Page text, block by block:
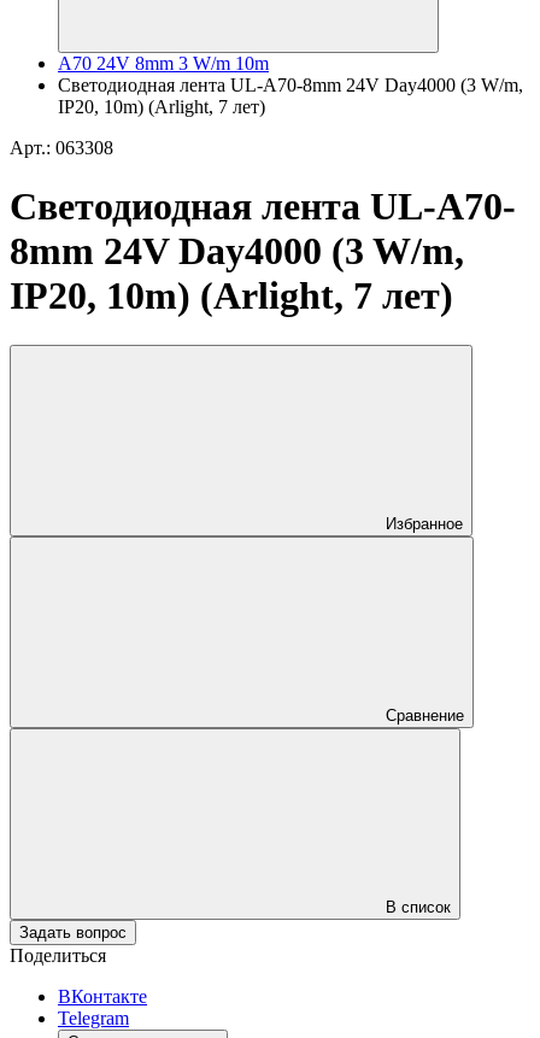
A70 24V 8mm 3 W/m 10m
Светодиодная лента UL-A70-8mm 24V Day4000 (3 W/m,
IP20, 10m) (Arlight, 7 лет)
Арт.: 063308
Светодиодная лента UL-A70-
8mm 24V Day4000 (3 W/m,
IP20, 10m) (Arlight, 7 лет)
Избранное
Сравнение
В список
Задать вопрос
Поделиться
ВКонтакте
Telegram